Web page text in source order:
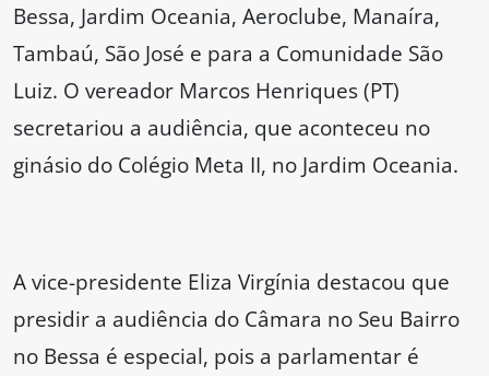
Bessa, Jardim Oceania, Aeroclube, Manaíra,
Tambaú, São José e para a Comunidade São
Luiz. O vereador Marcos Henriques (PT)
secretariou a audiência, que aconteceu no
ginásio do Colégio Meta II, no Jardim Oceania.
A vice-presidente Eliza Virgínia destacou que
presidir a audiência do Câmara no Seu Bairro
no Bessa é especial, pois a parlamentar é